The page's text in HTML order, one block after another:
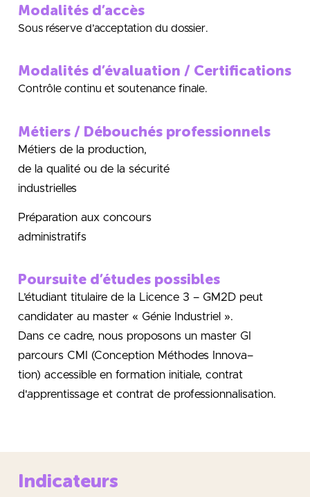
Modalités d’accès
Sous réserve d’acceptation du dossier.
Modalités d’évaluation / Certifications
Contrôle continu et soutenance finale.
Métiers / Débouchés professionnels
Métiers de la production,
de la qualité ou de la sécurité
industrielles
Préparation aux concours
administratifs
Poursuite d’études possibles
L’étudiant titulaire de la Licence 3 – GM2D peut
candidater au master « Génie Industriel ».
Dans ce cadre, nous proposons un master GI
parcours CMI (Conception Méthodes Innova–
tion) accessible en formation initiale, contrat
d'apprentissage et contrat de professionnalisation.
Indicateurs